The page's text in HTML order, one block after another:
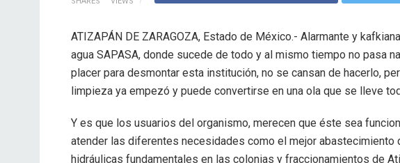
ATIZAPÁN DE ZARAGOZA, Estado de México.- Alarmante y
agua SAPASA, donde sucede de todo y al mismo tiempo no pasa
placer para desmontar esta institución, no se cansan de hacerlo,
limpieza ya empezó y puede convertirse en una ola que se lleve
Y es que los usuarios del organismo, merecen que éste sea
atender las diferentes necesidades como el mejor abastecimiento
hidráulicas fundamentales en las colonias y fraccionamientos de